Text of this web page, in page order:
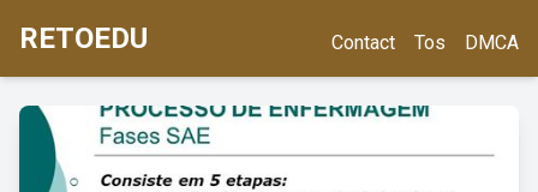
RETOEDU Contact Tos DMCA